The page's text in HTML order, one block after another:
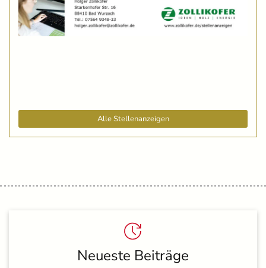
Alle Stellenanzeigen
Neueste Beiträge